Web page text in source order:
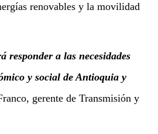
renovables y la movilidad
responder a las necesidades
y social de Antioquia y
gerente de Transmisión y